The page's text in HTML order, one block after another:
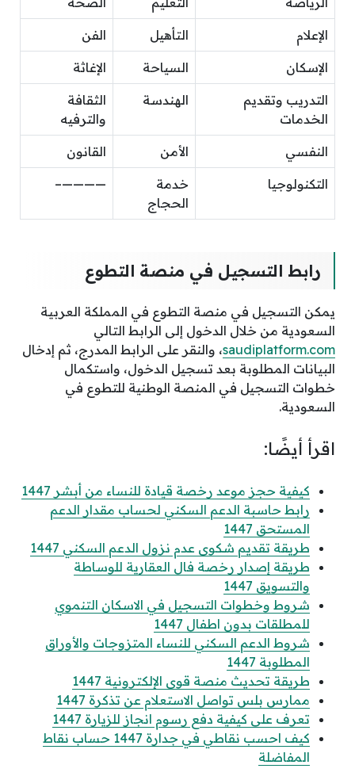
الإعلام التأهيل الفن
الإسكان السياحة الإغاثة
التدريب وتقديم
الخدمات
الهندسة
الثقافة
والترفيه
النفسي الأمن القانون
التكنولوجيا
خدمة
الحجاج
————–
رابط التسجيل في منصة التطوع
يمكن التسجيل في منصة التطوع في المملكة العربية
السعودية من خلال الدخول إلى الرابط التالي
saudiplatform.com، والنقر على الرابط المدرج، ثم إدخال
البيانات المطلوبة بعد تسجيل الدخول، واستكمال
خطوات التسجيل في المنصة الوطنية للتطوع في
السعودية.
اقرأ أيضًا:
كيفية حجز موعد رخصة قيادة للنساء من أبشر 1447
رابط حاسبة الدعم السكني لحساب مقدار الدعم
المستحق 1447
طريقة تقديم شكوى عدم نزول الدعم السكني 1447
طريقة إصدار رخصة فال العقارية للوساطة
والتسويق 1447
شروط وخطوات التسجيل في الاسكان التنموي
للمطلقات بدون اطفال 1447
شروط الدعم السكني للنساء المتزوجات والأوراق
المطلوبة 1447
طريقة تحديث منصة قوى الإلكترونية 1447
ممارس بلس تواصل الاستعلام عن تذكرة 1447
تعرف على كيفية دفع رسوم انجاز للزيارة 1447
كيف احسب نقاطي في جدارة 1447 حساب نقاط
المفاضلة